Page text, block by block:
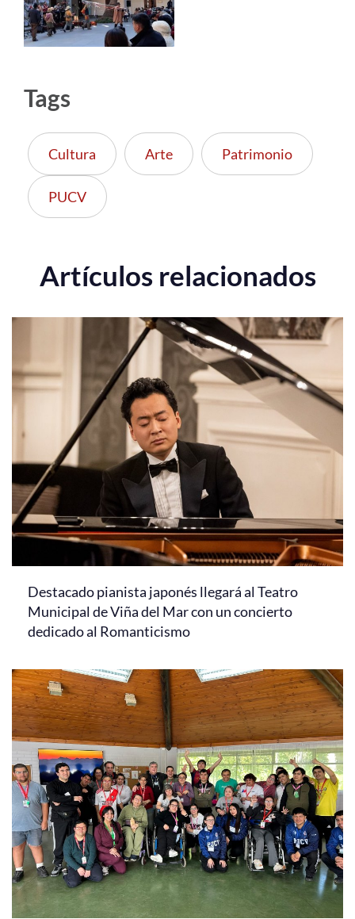
Tags
Cultura Arte Patrimonio
PUCV
Artículos relacionados
Destacado pianista japonés llegará al Teatro
Municipal de Viña del Mar con un concierto
dedicado al Romanticismo